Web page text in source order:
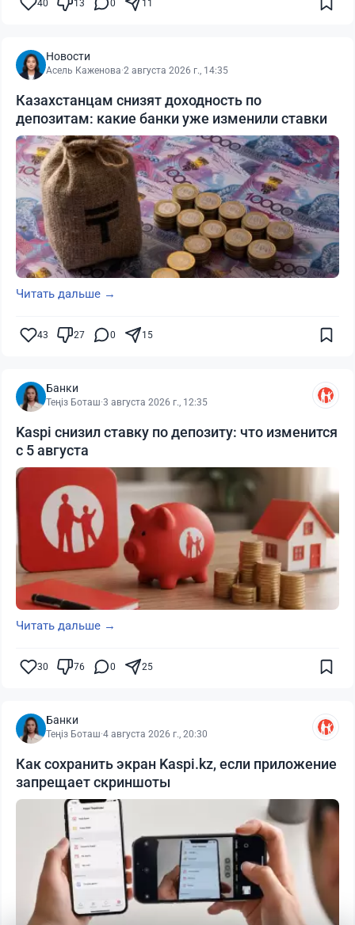
40 13 0 11
Новости
Асель Каженова·2 августа 2026 г., 14:35
Казахстанцам снизят доходность по
депозитам: какие банки уже изменили ставки
Читать дальше →
43 27 0 15
Банки
Теңіз Боташ·3 августа 2026 г., 12:35
Kaspi снизил ставку по депозиту: что изменится
с 5 августа
Читать дальше →
30 76 0 25
Банки
Теңіз Боташ·4 августа 2026 г., 20:30
Как сохранить экран Kaspi.kz, если приложение
запрещает скриншоты